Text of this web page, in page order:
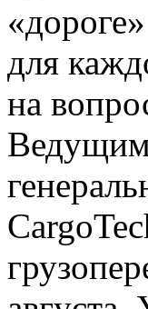
для
на